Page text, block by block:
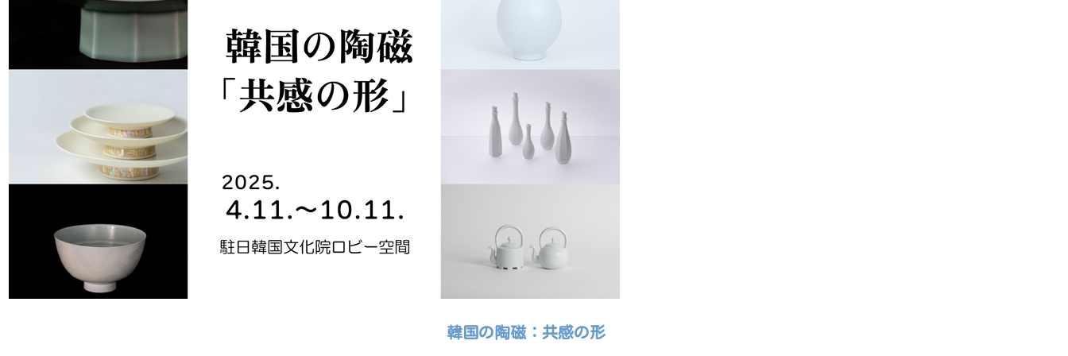
韓国の陶磁：共感の形